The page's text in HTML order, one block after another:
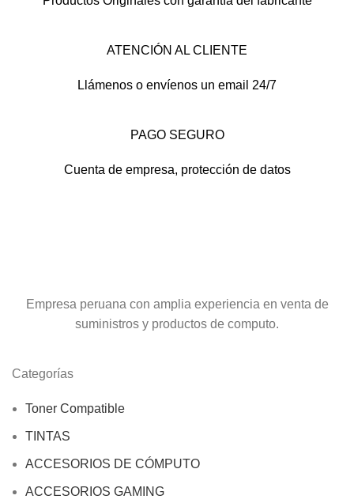
ATENCIÓN AL CLIENTE
Llámenos o envíenos un email 24/7
PAGO SEGURO
Cuenta de empresa, protección de datos
Empresa peruana con amplia experiencia en venta de
suministros y productos de computo.
Categorías
Toner Compatible
TINTAS
ACCESORIOS DE CÓMPUTO
ACCESORIOS GAMING